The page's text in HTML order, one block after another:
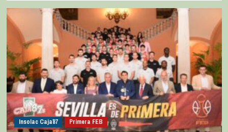
Insolac Caja´87 Primera FEB